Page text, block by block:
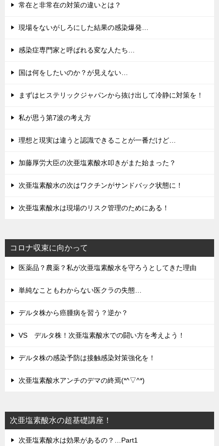
常在と非常在の対策の違いとは？
現場をないがしろにした結果の感染爆発…
感染症専門家と呼ばれる変な人たち…
国は何をしたいのか？が見えない…
まずはヒステリックジャパンから抜け出して冷静に対策を！
私が思う第7波の考え方
理想と現実は違うと認識できることが一番だけど…
加藤厚労大臣の次亜塩素酸水叩きがまた始まった？
次亜塩素酸水の次はワクチンがサンドバック状態に！
次亜塩素酸水は現場のリスク管理のためにある！
コロナ収束に向かって
医薬品？農薬？私が次亜塩素酸水を守ろうとしてきた理由
単純なこともわからない医クラの失態…
デルタ株から癌腫病を習う？逆か？
VS デルタ株！次亜塩素酸水での闘い方を考えよう！
デルタ株の感染予防は接触感染対策強化を！
次亜塩素酸水アンチのデマの終焉(*^▽^*)
次亜塩素酸水の超基礎講座！
次亜塩素酸水は効果があるの？…Part1